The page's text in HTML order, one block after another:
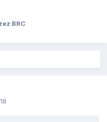
BRC